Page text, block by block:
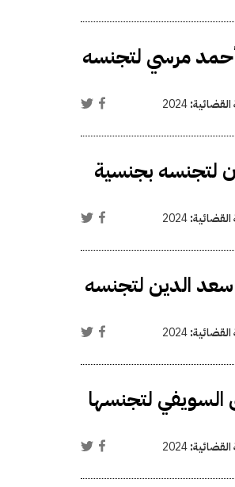
مرسي لتجنسه
القضائية:2024
لتجنسه بجنسية
القضائية:2024
الدين لتجنسه
القضائية:2024
السويفي لتجنسها
القضائية:2024